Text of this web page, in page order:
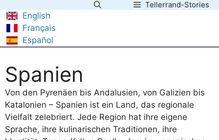
Inhalt
springen
Tellerrand-Stories
English
Français
Español
Spanien
Von den Pyrenäen bis Andalusien, von Galizien bis
Katalonien – Spanien ist ein Land, das regionale
Vielfalt zelebriert. Jede Region hat ihre eigene
Sprache, ihre kulinarischen Traditionen, ihre